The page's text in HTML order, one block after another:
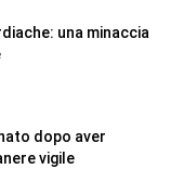
una minaccia
dopo aver
vigile